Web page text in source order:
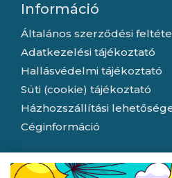
Információ
Általános szerződési
Adatkezelési tájékoztató
Hallásvédelmi tájékoztató
Süti (cookie) tájékoztató
Házhozszállítási
Céginformáció
Nyitvatartás